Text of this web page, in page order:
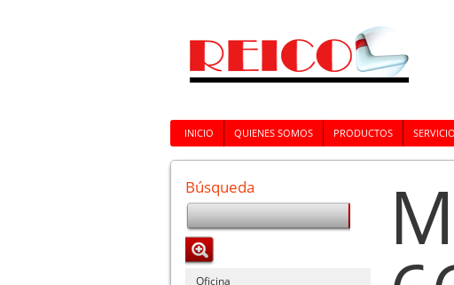
INICIO QUIENES SOMOS PRODUCTOS
Búsqueda
Oficina